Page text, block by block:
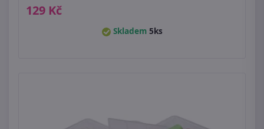
129 Kč
Skladem 5ks